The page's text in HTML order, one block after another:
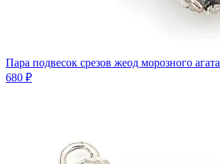
Пара подвесок срезов жеод морозного агата
680 ₽